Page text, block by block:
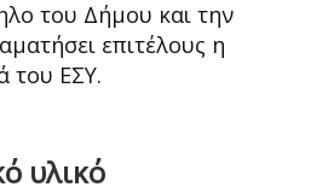
του Δήμου και την
επιτέλους η
του ΕΣΥ.
υλικό